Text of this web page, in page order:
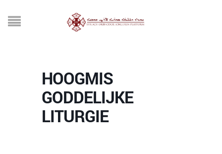
HOOGMIS
GODDELIJKE
LITURGIE